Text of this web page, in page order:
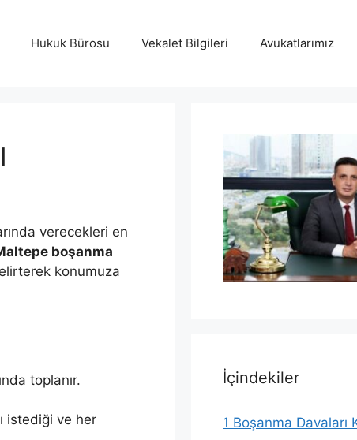
Hukuk Bürosu Vekalet Bilgileri Avukatlarımız
verecekleri en
boşanma
konumuza
toplanır.
istediği ve her
İçindekiler
1 Boşanma Davaları